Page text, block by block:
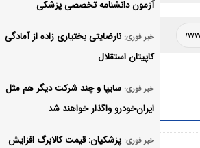
آزمون دانشنامه تخصصی پزشکی
خبر فوری: نارضایتی بختیاری زاده از آمادگی
کاپیتان استقلال
خبر فوری: سایپا و چند شرکت دیگر هم مثل
ایران‌خودرو واگذار خواهند شد
خبر فوری: پزشکیان: قیمت کالابرگ افزایش